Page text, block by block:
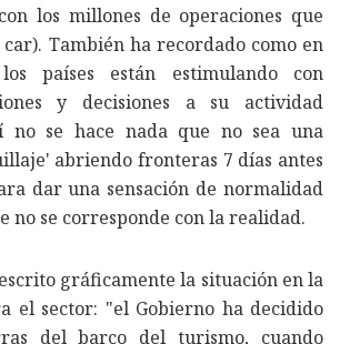
los millones de operaciones que
También ha recordado como en
países están estimulando con
y decisiones a su actividad
no se hace nada que no sea una
abriendo fronteras 7 días antes
dar una sensación de normalidad
no se corresponde con la realidad.
gráficamente la situación en la
el sector: "el Gobierno ha decidido
del barco del turismo, cuando